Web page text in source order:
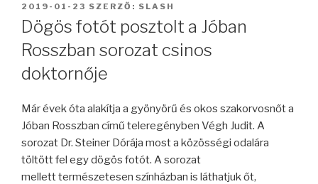
BEKÜLDVE:
2019-01-23 SZERZŐ: SLASH
Dögös fotót posztolt a Jóban
Rosszban sorozat csinos
doktornője
Már évek óta alakítja a gyönyörű és okos szakorvosnőt a
Jóban Rosszban című teleregényben Végh Judit. A
sorozat Dr. Steiner Dórája most a közösségi odalára
töltött fel egy dögös fotót. A sorozat
mellett természetesen színházban is láthatjuk őt,